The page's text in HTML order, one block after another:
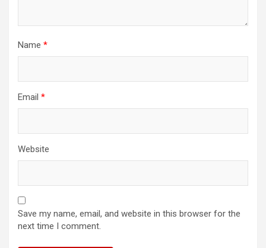
Name *
Email *
Website
Save my name, email, and website in this browser for the
next time I comment.